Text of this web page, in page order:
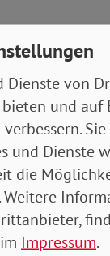
stopft
Entwurf
zum Jahr
der
komplett
Dienste von
und auf
und Dienste
die
Impressum.